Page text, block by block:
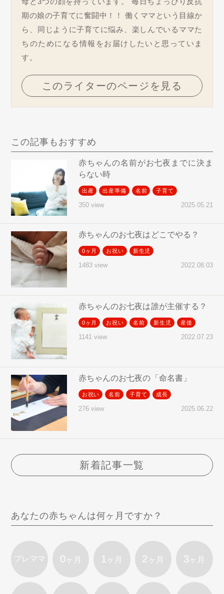
期の娘の子育てに奮闘中！！ 働くママという目線か
ら、同じように子育てに悩み、楽しんでいるママた
ちのためになる情報をお届けしたいと思っていま
す。
このライターのページを見る
この記事もおすすめ
赤ちゃんの名前がお七夜までに決ま
らない時
出産 出産準備 名前 子育て
350 view 2025.05.21
赤ちゃんのお七夜はどこでやる？
0ヶ月 お祝い 新生児
1483 view 2022.08.03
赤ちゃんのお七夜は誰が主催する？
0ヶ月 お祝い 名前 新生児 産後
1141 view 2022.07.23
赤ちゃんのお七夜の「命名書」
お祝い 名前 子育て 成長
276 view 2025.06.22
新着記事一覧
あなたの赤ちゃんは何ヶ月ですか？
プレママ 0 ヶ月 1 ヶ月 2 ヶ月 3 ヶ月